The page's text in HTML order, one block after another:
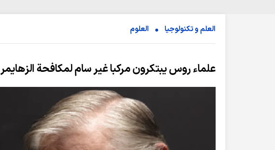
العلم و تکنولوجیا العلوم
علماء روس يبتكرون مركبا غير سام لمكافحة الزهايمر